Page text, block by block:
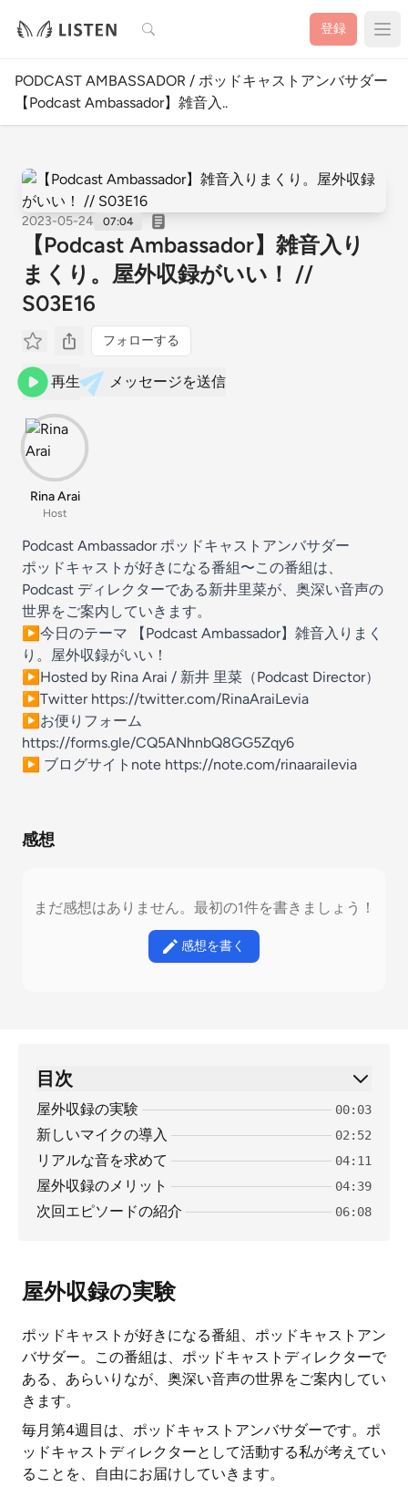
検索 登録
PODCAST AMBASSADOR / ポッドキャストアンバサダー
【Podcast Ambassador】雑音入..
2023-05-24 07:04
【Podcast Ambassador】雑音入り
まくり。屋外収録がいい！ //
S03E16
フォローする
再生 メッセージを送信
Rina Arai
Host
Podcast Ambassador ポッドキャストアンバサダー
ポッドキャストが好きになる番組〜この番組は、
Podcast ディレクターである新井里菜が、奥深い音声の
世界をご案内していきます。
▶︎今日のテーマ 【Podcast Ambassador】雑音入りまく
り。屋外収録がいい！
▶︎Hosted by Rina Arai / 新井 里菜（Podcast Director）
▶︎Twitter ⁠⁠⁠https://twitter.com/RinaAraiLevia ⁠⁠⁠
▶︎お便りフォーム
⁠⁠⁠https://forms.gle/CQ5ANhnbQ8GG5Zqy6 ⁠⁠⁠
▶︎ ブログサイトnote ⁠⁠⁠https://note.com/rinaarailevia
感想
まだ感想はありません。最初の1件を書きましょう！
感想を書く
目次
屋外収録の実験 00:03
新しいマイクの導入 02:52
リアルな音を求めて 04:11
屋外収録のメリット 04:39
次回エピソードの紹介 06:08
屋外収録の実験
ポッドキャストが好きになる番組、ポッドキャストアン
バサダー。この番組は、ポッドキャストディレクターで
ある、あらいりなが、奥深い音声の世界をご案内してい
きます。
毎月第4週目は、ポッドキャストアンバサダーです。ポ
ッドキャストディレクターとして活動する私が考えてい
ることを、自由にお届けしていきます。